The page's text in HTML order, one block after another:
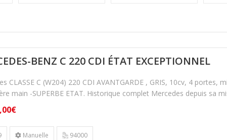
BENZ C 220 CDI ÉTAT EXCEPTIONNEL
CLASSE C (W204) 220 CDI AVANTGARDE , GRIS, 10cv, 4 portes,
main -SUPERBE ETAT. Historique complet Mercedes depuis sa
Manuelle 94000